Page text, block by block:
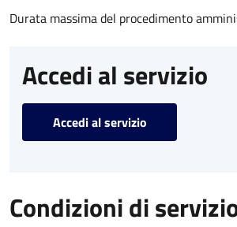
Durata massima del procedimento
Accedi al servizio
Accedi al servizio
Condizioni di